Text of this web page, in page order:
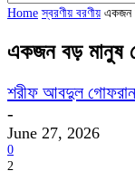
Home স্বরণীয় বরণীয় একজন
একজন বড় মানুষ
শরীফ আবদুল গোফরান
-
June 27, 2026
0
2